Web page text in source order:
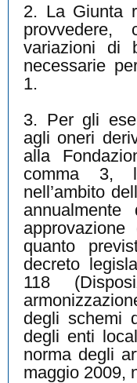
2. La Giunta
variazioni di
necessarie
1.
3. Per gli
agli oneri
alla
comma 3,
nell’ambito
quanto
decreto
118
degli schemi
degli enti
norma degli
maggio 2009,